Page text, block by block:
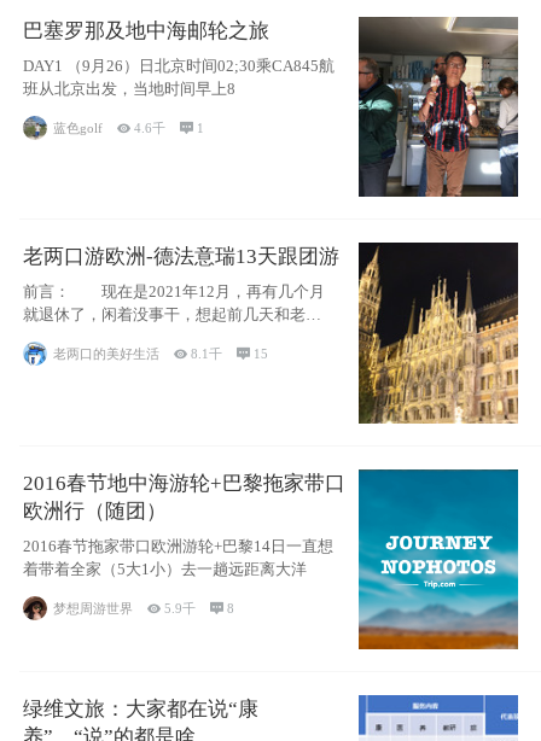
巴塞罗那及地中海邮轮之旅
DAY1 （9月26）日北京时间02;30乘CA845航
班从北京出发，当地时间早上8
蓝色golf 4.6千  1
老两口游欧洲-德法意瑞13天跟团游
前言： 现在是2021年12月，再有几个月
就退休了，闲着没事干，想起前几天和老伴
聊
老两口的美好生活 8.1千  15
2016春节地中海游轮+巴黎拖家带口
欧洲行（随团）
2016春节拖家带口欧洲游轮+巴黎14日一直想
着带着全家（5大1小）去一趟远距离大洋
梦想周游世界  5.9千 8
绿维文旅：大家都在说“康